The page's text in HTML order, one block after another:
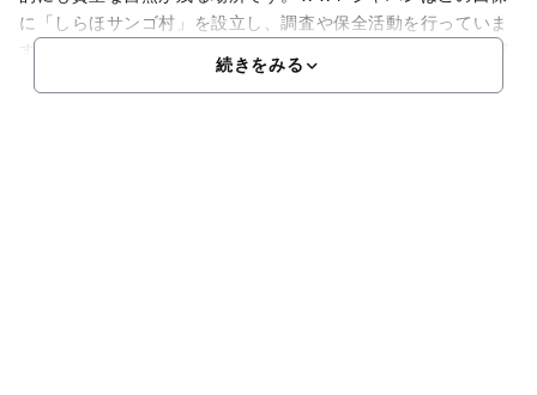
に「しらほサンゴ村」を設立し、調査や保全活動を行っていま
す。※以前にはあのお魚大好きでおなじみ、「さかなクン」が
続きをみる